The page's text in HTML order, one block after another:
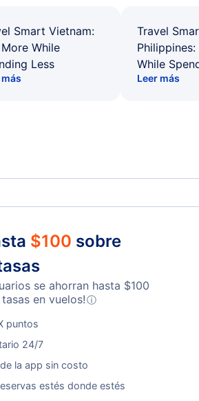
Smart Vietnam:
While
Less
Travel
While
Leer más
$100 sobre
se ahorran hasta $100
en vuelos!ⓘ
puntos
24/7
la app sin costo
estés donde estés